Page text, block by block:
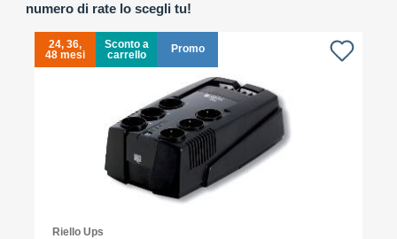
numero di rate lo scegli tu!
24, 36,
48 mesi
Sconto a
carrello
Promo
Riello Ups